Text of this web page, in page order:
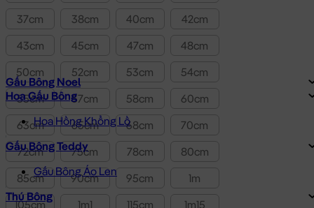
Gấu Bông Noel
Hoa Gấu Bông
Hoa Hồng Khổng Lồ
Gấu Bông Teddy
Gấu Bông Áo Len
Thú Bông
37cm
38cm 40cm
42cm
43cm
45cm 47cm
48cm
50cm
52cm 53cm
54cm
55cm
57cm 58cm
60cm
63cm
65cm 68cm
70cm
72cm
75cm 78cm
80cm
85cm
90cm 95cm
1m
105cm
1m1 115cm
1m15